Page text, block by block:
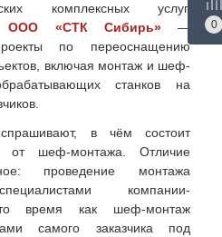
комплексных услуг,
ООО «СТК Сибирь»—
по переоснащению
включая монтаж и шеф-
станков на
в чём состоит
от шеф-монтажа. Отличие
проведение монтажа
компании-
время как шеф-монтаж
самого заказчика под
0